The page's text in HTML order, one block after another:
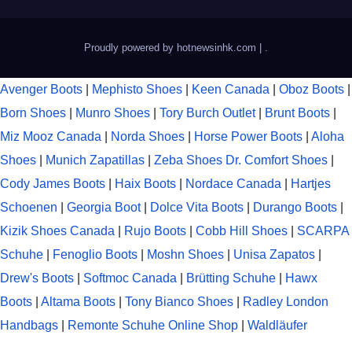
Proudly powered by hotnewsinhk.com |
Avenger Boots Mephisto Shoes Keen Canada Oboz Boots
Born Shoes
Munro Shoes Tory Burch Outlet Brunt Boots
Miz Mooz Canada
Norda Shoes Horse Power Boots
Aloha
Shoes
Munich Zapatillas Zeba Shoes Dr. Comfort Shoes
Cody James Boots
Haix Boots Nordace Canada
Hartjes
Schoenen
Georgia Boot| Dolce Vita Boots Durango Boots
Kizik Shoes Canada
Rujo Boots Cobb Hill Shoes
SCARPA
Schuhe
Fenoglio Boots Moshn Shoes Unisa Zapatos
Drew's Boots
Softmoc Canada Brütting Schuhe
Hawx
Boots
Altama Boots Tony Bianco Shoes
Radley London
Handbags
Remonte Schuhe Online Shop Waldläufer